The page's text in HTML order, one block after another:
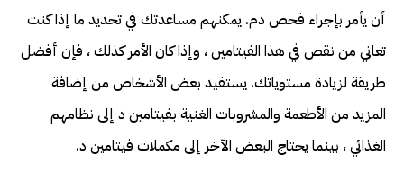
أن يأمر بإجراء فحص دم. يمكنهم مساعدتك في تحديد ما إذا كنت
تعاني من نقص في هذا الفيتامين ، وإذا كان الأمر كذلك ، فإن أفضل
طريقة لزيادة مستوياتك. يستفيد بعض الأشخاص من إضافة
المزيد من الأطعمة والمشروبات الغنية بفيتامين د إلى نظامهم
الغذائي ، بينما يحتاج البعض الآخر إلى مكملات فيتامين د.